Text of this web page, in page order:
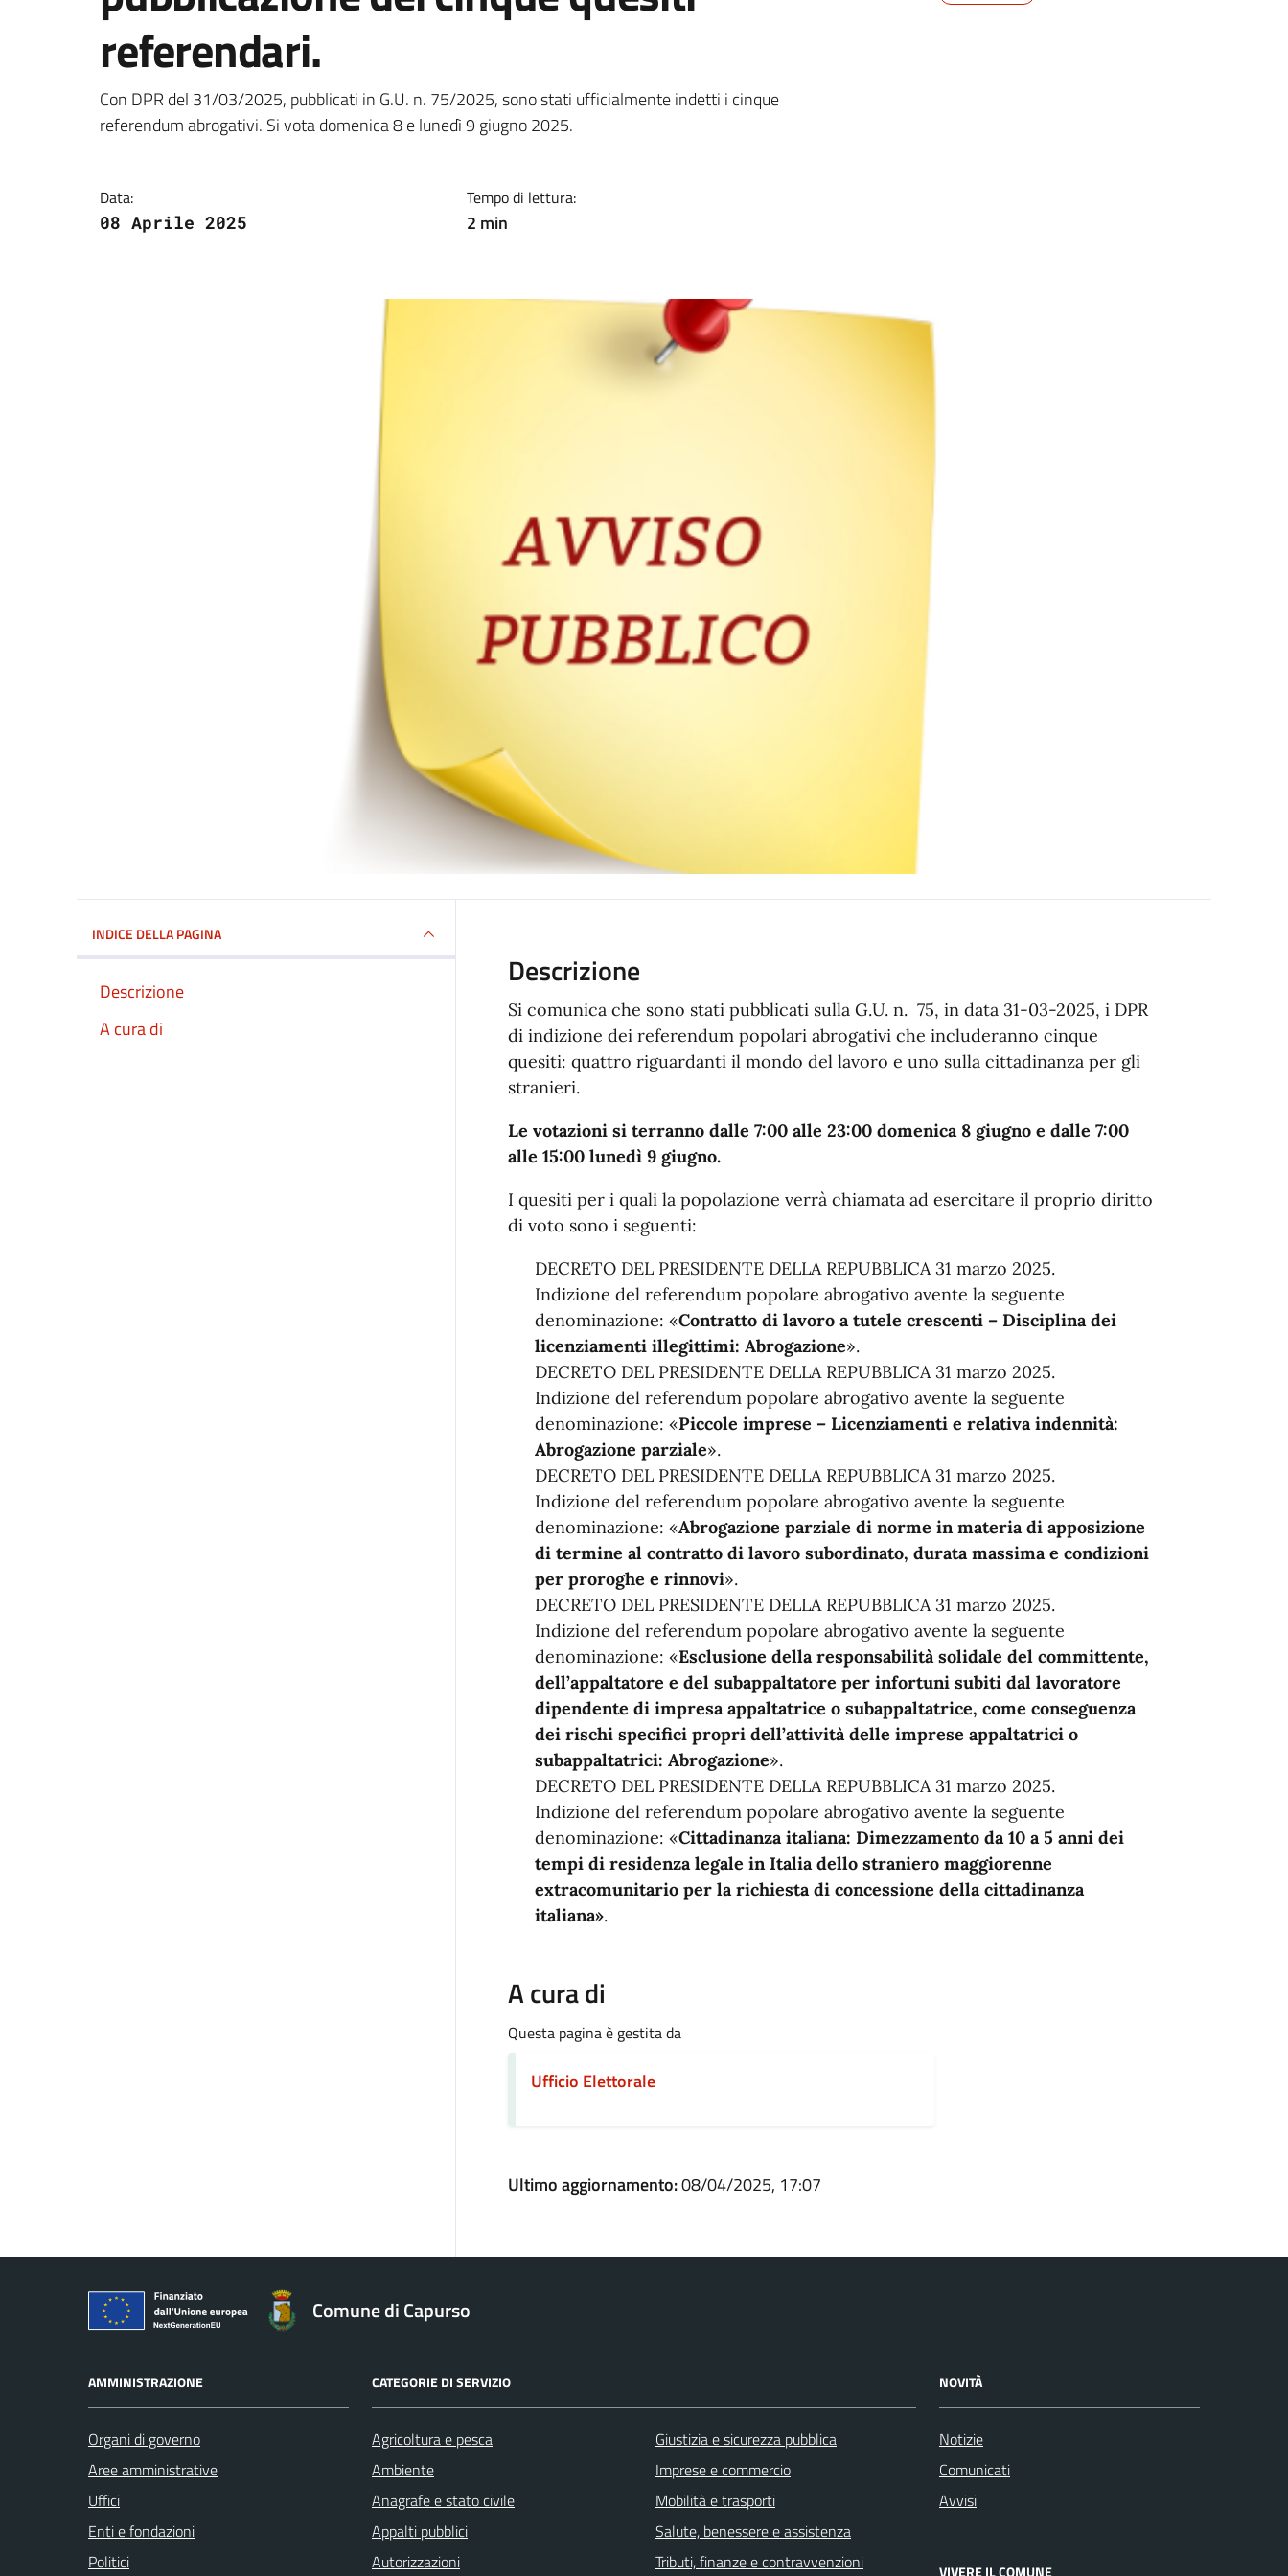
referendari.
Dettagli della notizia
Con DPR del 31/03/2025, pubblicati in G.U. n. 75/2025, sono stati ufficialmente indetti i cinque
referendum abrogativi. Si vota domenica 8 e lunedì 9 giugno 2025.
Data:
08 Aprile 2025
Tempo di lettura:
2 min
INDICE DELLA PAGINA
Descrizione
A cura di
Descrizione
Si comunica che sono stati pubblicati sulla G.U. n. 75, in data 31-03-2025, i DPR
di indizione dei referendum popolari abrogativi che includeranno cinque
quesiti: quattro riguardanti il mondo del lavoro e uno sulla cittadinanza per gli
stranieri.
Le votazioni si terranno dalle 7:00 alle 23:00 domenica 8 giugno e dalle 7:00
alle 15:00 lunedì 9 giugno.
I quesiti per i quali la popolazione verrà chiamata ad esercitare il proprio diritto
di voto sono i seguenti:
DECRETO DEL PRESIDENTE DELLA REPUBBLICA 31 marzo 2025.
Indizione del referendum popolare abrogativo avente la seguente
denominazione: «Contratto di lavoro a tutele crescenti – Disciplina dei
licenziamenti illegittimi: Abrogazione».
DECRETO DEL PRESIDENTE DELLA REPUBBLICA 31 marzo 2025.
Indizione del referendum popolare abrogativo avente la seguente
denominazione: «Piccole imprese – Licenziamenti e relativa indennità:
Abrogazione parziale».
DECRETO DEL PRESIDENTE DELLA REPUBBLICA 31 marzo 2025.
Indizione del referendum popolare abrogativo avente la seguente
denominazione: «Abrogazione parziale di norme in materia di apposizione
di termine al contratto di lavoro subordinato, durata massima e condizioni
per proroghe e rinnovi».
DECRETO DEL PRESIDENTE DELLA REPUBBLICA 31 marzo 2025.
Indizione del referendum popolare abrogativo avente la seguente
denominazione: «Esclusione della responsabilità solidale del committente,
dell’appaltatore e del subappaltatore per infortuni subiti dal lavoratore
dipendente di impresa appaltatrice o subappaltatrice, come conseguenza
dei rischi specifici propri dell’attività delle imprese appaltatrici o
subappaltatrici: Abrogazione».
DECRETO DEL PRESIDENTE DELLA REPUBBLICA 31 marzo 2025.
Indizione del referendum popolare abrogativo avente la seguente
denominazione: «Cittadinanza italiana: Dimezzamento da 10 a 5 anni dei
tempi di residenza legale in Italia dello straniero maggiorenne
extracomunitario per la richiesta di concessione della cittadinanza
italiana».
A cura di
Questa pagina è gestita da
Ufficio Elettorale
Ultimo aggiornamento:08/04/2025, 17:07
Comune di Capurso
AMMINISTRAZIONE
Organi di governo
Aree amministrative
Uffici
Enti e fondazioni
Politici
CATEGORIE DI SERVIZIO
Agricoltura e pesca
Ambiente
Anagrafe e stato civile
Appalti pubblici
Autorizzazioni
Giustizia e sicurezza pubblica
Imprese e commercio
Mobilità e trasporti
Salute, benessere e assistenza
Tributi, finanze e contravvenzioni
NOVITÀ
Notizie
Comunicati
Avvisi
VIVERE IL COMUNE